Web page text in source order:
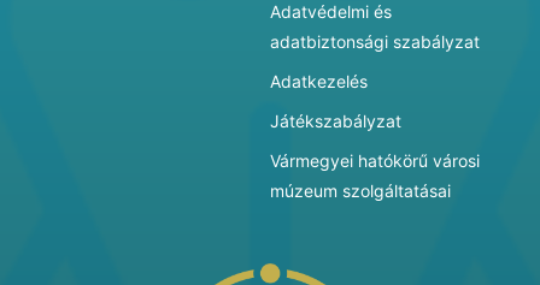
Adatvédelmi és
adatbiztonsági szabályzat
Adatkezelés
Játékszabályzat
Vármegyei hatókörű városi
múzeum szolgáltatásai